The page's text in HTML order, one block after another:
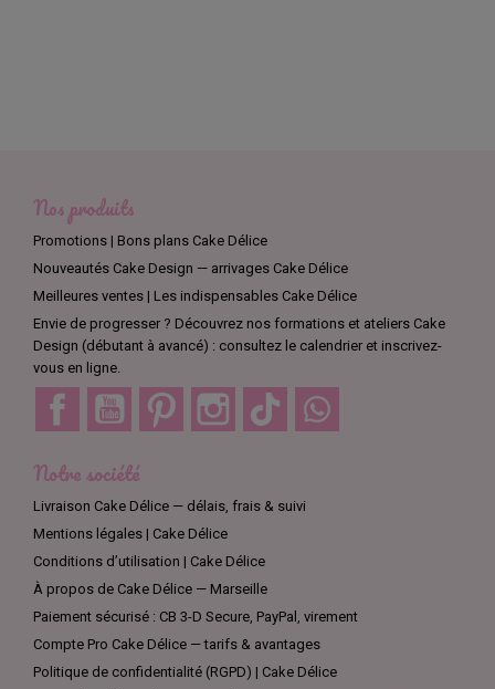
Nos produits
Promotions | Bons plans Cake Délice
Nouveautés Cake Design — arrivages Cake Délice
Meilleures ventes | Les indispensables Cake Délice
Envie de progresser ? Découvrez nos formations et ateliers Cake
Design (débutant à avancé) : consultez le calendrier et inscrivez-
vous en ligne.
Facebook YouTube Pinterest Instagram TikTok
Notre société
Livraison Cake Délice — délais, frais & suivi
Mentions légales | Cake Délice
Conditions d’utilisation | Cake Délice
À propos de Cake Délice — Marseille
Paiement sécurisé : CB 3-D Secure, PayPal, virement
Compte Pro Cake Délice — tarifs & avantages
Politique de confidentialité (RGPD) | Cake Délice